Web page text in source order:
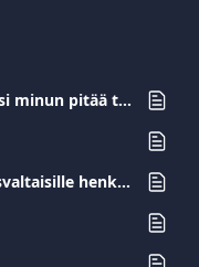
Mikä on edunsaajailmoitus, ja miksi minun pitää tehdä se Suomessa?
Kyselylomake Poliittisesti vaikutusvaltaisille henkilöille (PEP)-asiakkaille